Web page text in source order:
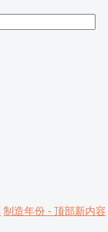
制造年份 - 顶部新内容